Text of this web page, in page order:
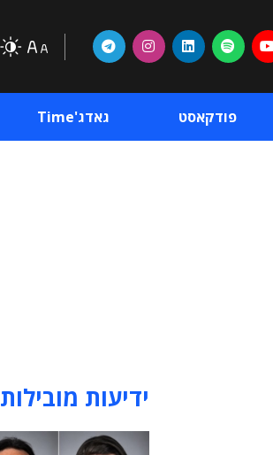
פודקאסט גאדג'Time
ידיעות מובילות